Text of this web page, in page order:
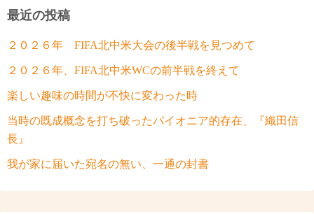
最近の投稿
２０２６年 FIFA北中米大会の後半戦を見つめて
２０２６年、FIFA北中米WCの前半戦を終えて
楽しい趣味の時間が不快に変わった時
当時の既成概念を打ち破ったパイオニア的存在、『織田信
長』
我が家に届いた宛名の無い、一通の封書